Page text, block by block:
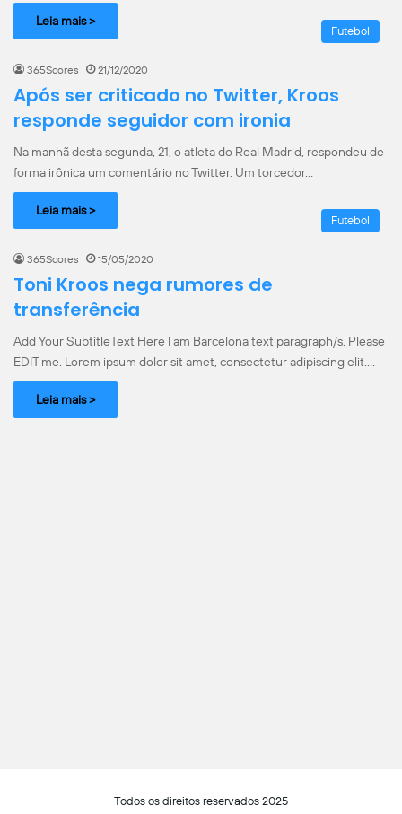
Leia mais >
Futebol
365Scores 21/12/2020
Após ser criticado no Twitter, Kroos
responde seguidor com ironia
Na manhã desta segunda, 21, o atleta do Real Madrid, respondeu de
forma irônica um comentário no Twitter. Um torcedor…
Leia mais >
Futebol
365Scores 15/05/2020
Toni Kroos nega rumores de
transferência
Add Your SubtitleText Here I am Barcelona text paragraph/s. Please
EDIT me. Lorem ipsum dolor sit amet, consectetur adipiscing elit.…
Leia mais >
Todos os direitos reservados 2025